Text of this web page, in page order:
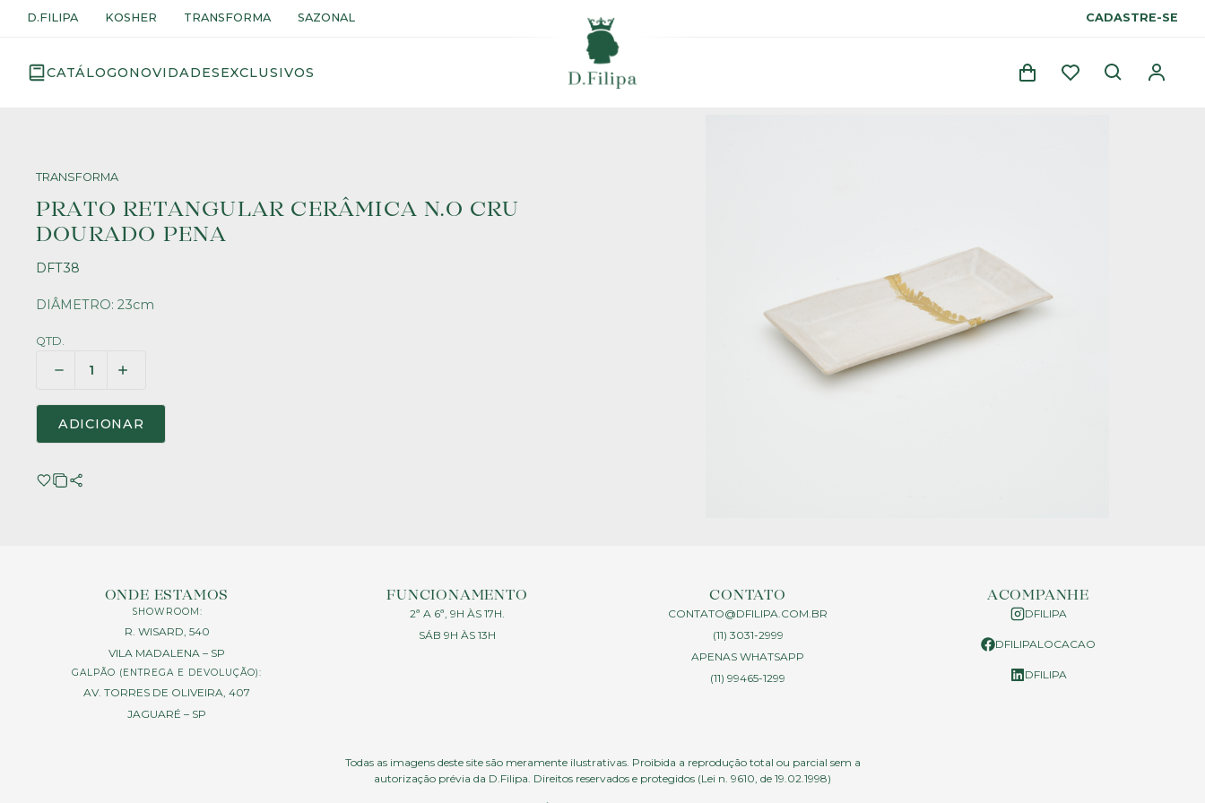
D.FILIPA KOSHER TRANSFORMA SAZONAL CADASTRE-SE
CATÁLOGONOVIDADESEXCLUSIVOS
TRANSFORMA
PRATO RETANGULAR CERÂMICA N.O CRU
DOURADO PENA
DFT38
DIÂMETRO: 23cm
QTD.
ADICIONAR
ONDE ESTAMOS
SHOWROOM:
R. WISARD, 540
VILA MADALENA – SP
GALPÃO (ENTREGA E DEVOLUÇÃO):
AV. TORRES DE OLIVEIRA, 407
JAGUARÉ – SP
FUNCIONAMENTO
2ª A 6ª, 9H ÀS 17H.
SÁB 9H ÀS 13H
CONTATO
CONTATO@DFILIPA.COM.BR
(11) 3031-2999
APENAS WHATSAPP
(11) 99465-1299
ACOMPANHE
DFILIPA
DFILIPALOCACAO
DFILIPA
Todas as imagens deste site são meramente ilustrativas. Proibida a reprodução total ou parcial sem a
autorização prévia da D.Filipa. Direitos reservados e protegidos (Lei n. 9610, de 19.02.1998)